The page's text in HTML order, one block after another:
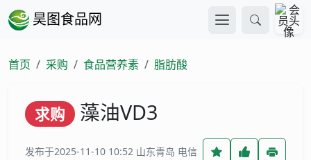
昊图食品网
首页 采购 食品营养素 脂肪酸
求购 藻油VD3
发布于2025-11-10 10:52 山东青岛 电信